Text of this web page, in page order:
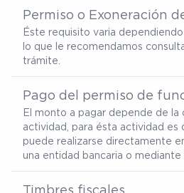
Permiso o Exoneración
Éste requisito varia
lo que le recomendamos
trámite.
Pago del permiso de
El monto a pagar depende de la
actividad, para ésta actividad es
puede realizarse directamente
una entidad bancaria o
Timbres fiscales